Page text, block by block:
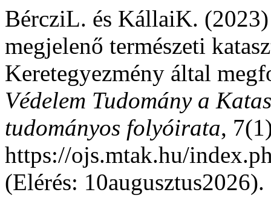
BércziL. és KállaiK.
megjelenő természeti
Keretegyezmény által
Védelem Tudomány a
tudományos folyóirata,
https://ojs.mtak.hu/
(Elérés: 10augusztus2026).